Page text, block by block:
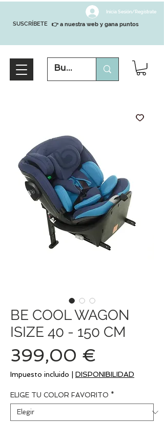
SUSCRÍBETE
Inicia Sesión/Regístrate
👉 a nuestra web y gana puntos
BE COOL WAGON
ISIZE 40 - 150 CM
399,00 €
Impuesto incluido DISPONIBILIDAD
ELIGE TU COLOR FAVORITO *